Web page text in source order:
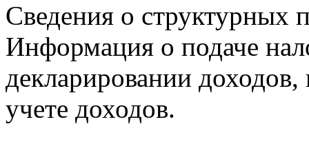
Сведения о структурных
Информация о подаче
декларировании доходов,
учете доходов.